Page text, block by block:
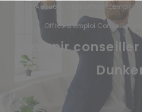
Accueil
Les offres d’emploi
Offres d’emploi Conseiller
Devenir